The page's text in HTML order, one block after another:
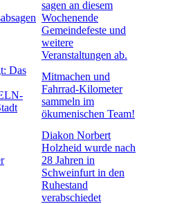
sagen an diesem
Wochenende
Gemeindefeste und
weitere
Veranstaltungen ab.
Das
Mitmachen und
Fahrrad-Kilometer
sammeln im
ökumenischen Team!
Diakon Norbert
Holzheid wurde nach
28 Jahren in
Schweinfurt in den
Ruhestand
verabschiedet